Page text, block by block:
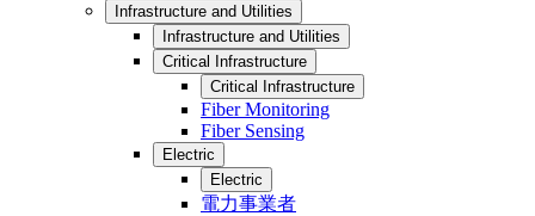
Infrastructure and Utilities
Infrastructure and Utilities
Critical Infrastructure
Critical Infrastructure
Fiber Monitoring
Fiber Sensing
Electric
Electric
電力事業者